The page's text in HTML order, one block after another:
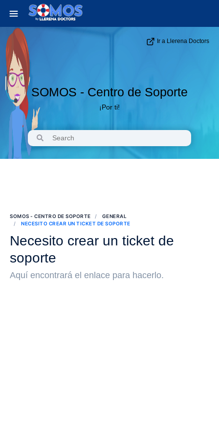
Ir a Llerena Doctors
SOMOS - Centro de Soporte
¡Por ti!
SOMOS - CENTRO DE SOPORTE
GENERAL
NECESITO CREAR UN TICKET DE SOPORTE
Necesito crear un ticket de
soporte
Aquí encontrará el enlace para hacerlo.